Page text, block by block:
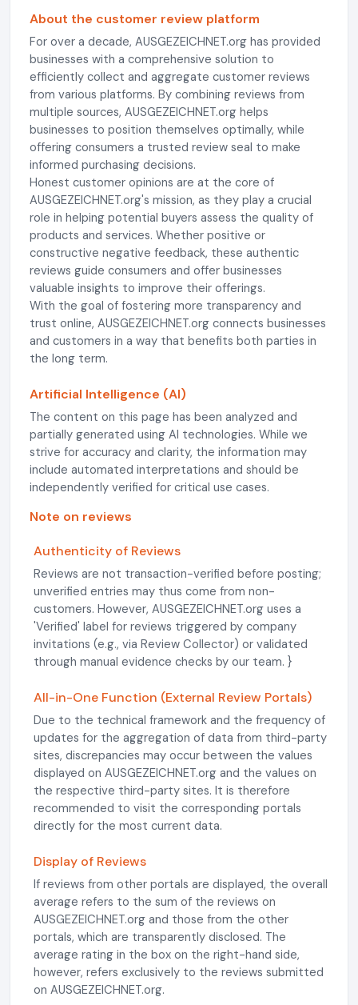
About the customer review platform
For over a decade, AUSGEZEICHNET.org has provided
businesses with a comprehensive solution to
efficiently collect and aggregate customer reviews
from various platforms. By combining reviews from
multiple sources, AUSGEZEICHNET.org helps
businesses to position themselves optimally, while
offering consumers a trusted review seal to make
informed purchasing decisions.
Honest customer opinions are at the core of
AUSGEZEICHNET.org's mission, as they play a crucial
role in helping potential buyers assess the quality of
products and services. Whether positive or
constructive negative feedback, these authentic
reviews guide consumers and offer businesses
valuable insights to improve their offerings.
With the goal of fostering more transparency and
trust online, AUSGEZEICHNET.org connects businesses
and customers in a way that benefits both parties in
the long term.
Artificial Intelligence (AI)
The content on this page has been analyzed and
partially generated using AI technologies. While we
strive for accuracy and clarity, the information may
include automated interpretations and should be
independently verified for critical use cases.
Note on reviews
Authenticity of Reviews
Reviews are not transaction-verified before posting;
unverified entries may thus come from non-
customers. However, AUSGEZEICHNET.org uses a
'Verified' label for reviews triggered by company
invitations (e.g., via Review Collector) or validated
through manual evidence checks by our team. }
All-in-One Function (External Review Portals)
Due to the technical framework and the frequency of
updates for the aggregation of data from third-party
sites, discrepancies may occur between the values
displayed on AUSGEZEICHNET.org and the values on
the respective third-party sites. It is therefore
recommended to visit the corresponding portals
directly for the most current data.
Display of Reviews
If reviews from other portals are displayed, the overall
average refers to the sum of the reviews on
AUSGEZEICHNET.org and those from the other
portals, which are transparently disclosed. The
average rating in the box on the right-hand side,
however, refers exclusively to the reviews submitted
on AUSGEZEICHNET.org.